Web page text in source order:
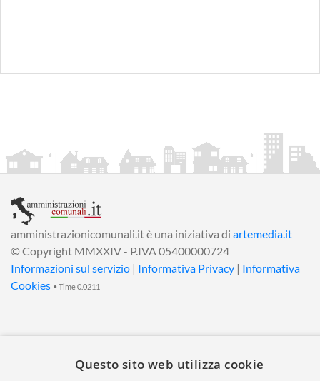
amministrazionicomunali.it è una iniziativa di artemedia.it
© Copyright MMXXIV - P.IVA 05400000724
Informazioni sul servizio | Informativa Privacy | Informativa
Cookies • Time 0.0211
Questo sito web utilizza cookie